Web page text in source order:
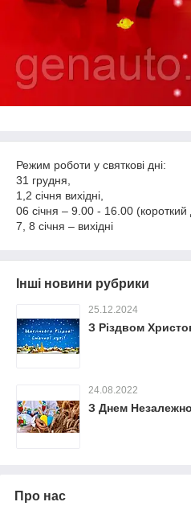
Режим роботи у святкові дні:
31 грудня,
1,2 січня вихідні,
06 січня – 9.00 - 16.00 (короткий
7, 8 січня – вихідні
Інші новини рубрики
25.12.2024
З Різдвом
24.08.2022
З Днем
Про нас